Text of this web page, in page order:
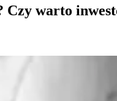
warto